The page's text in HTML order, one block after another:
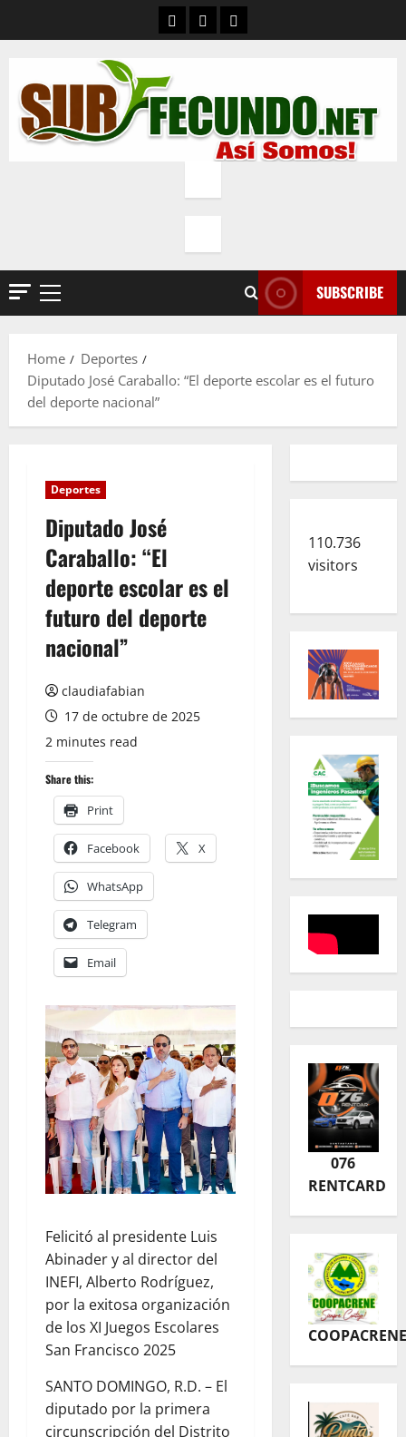
ContactoQuienes Somos
Política de privacidad
Primary
SUBSCRIBE
Home
Deportes
Diputado José Caraballo: “El deporte escolar es el futuro
del deporte nacional”
Deportes
Diputado José
Caraballo: “El
deporte escolar es el
futuro del deporte
nacional”
claudiafabian
17 de octubre de 2025
2 minutes read
Share this:
Print
Facebook X
WhatsApp
Telegram
Email
Felicitó al presidente Luis
Abinader y al director del
INEFI, Alberto Rodríguez,
por la exitosa organización
de los XI Juegos Escolares
San Francisco 2025
SANTO DOMINGO, R.D. – El
diputado por la primera
circunscripción del Distrito
110.736
visitors
076
RENTCARD
COOPACRENE